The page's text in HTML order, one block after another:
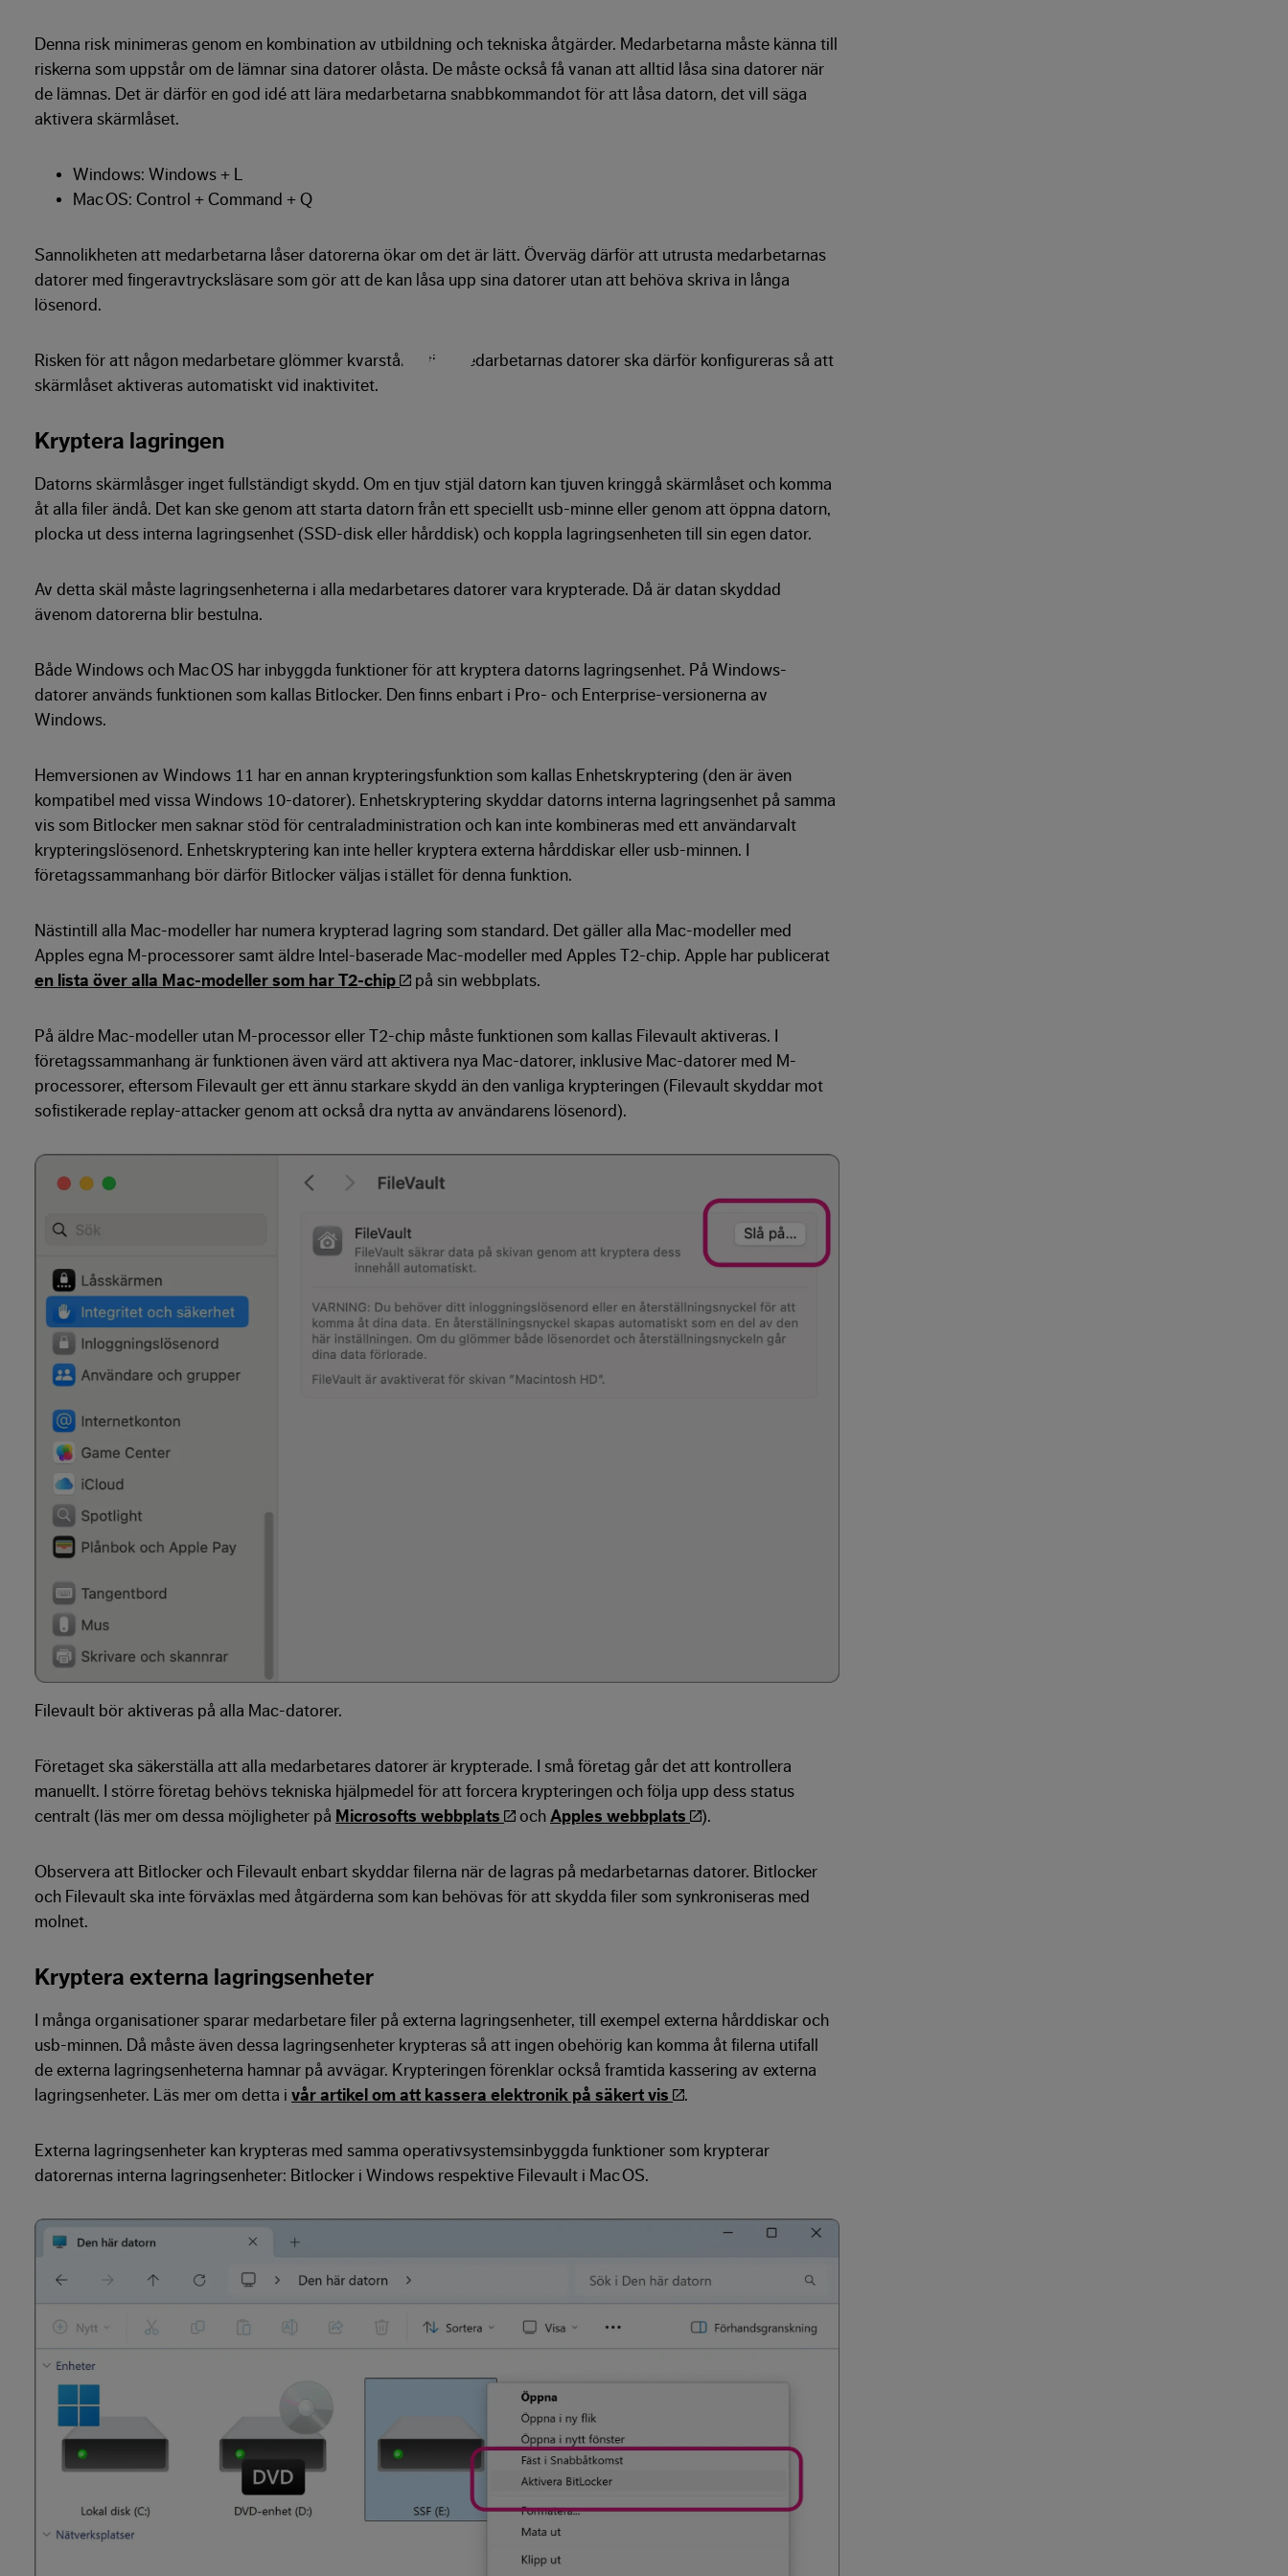
Denna risk minimeras genom en kombination av utbildning och tekniska åtgärder. Medarbetarna måste känna till
riskerna som uppstår om de lämnar sina datorer olåsta. De måste också få vanan att alltid låsa sina datorer när
de lämnas. Det är därför en god idé att lära medarbetarna snabbkommandot för att låsa datorn, det vill säga
aktivera skärmlåset.
Windows: Windows + L
Mac OS: Control + Command + Q
Sannolikheten att medarbetarna låser datorerna ökar om det är lätt. Överväg därför att utrusta medarbetarnas
datorer med fingeravtrycksläsare som gör att de kan låsa upp sina datorer utan att behöva skriva in långa
lösenord.
Risken för att någon medarbetare glömmer kvarstår alltid. Medarbetarnas datorer ska därför konfigureras så att
skärmlåset aktiveras automatiskt vid inaktivitet.
Kryptera lagringen
Datorns skärmlåsger inget fullständigt skydd. Om en tjuv stjäl datorn kan tjuven kringgå skärmlåset och komma
åt alla filer ändå. Det kan ske genom att starta datorn från ett speciellt usb-minne eller genom att öppna datorn,
plocka ut dess interna lagringsenhet (SSD-disk eller hårddisk) och koppla lagringsenheten till sin egen dator.
Av detta skäl måste lagringsenheterna i alla medarbetares datorer vara krypterade. Då är datan skyddad
ävenom datorerna blir bestulna.
Både Windows och Mac OS har inbyggda funktioner för att kryptera datorns lagringsenhet. På Windows-
datorer används funktionen som kallas Bitlocker. Den finns enbart i Pro- och Enterprise-versionerna av
Windows.
Hemversionen av Windows 11 har en annan krypteringsfunktion som kallas Enhetskryptering (den är även
kompatibel med vissa Windows 10-datorer). Enhetskryptering skyddar datorns interna lagringsenhet på samma
vis som Bitlocker men saknar stöd för centraladministration och kan inte kombineras med ett användarvalt
krypteringslösenord. Enhetskryptering kan inte heller kryptera externa hårddiskar eller usb-minnen. I
företagssammanhang bör därför Bitlocker väljas i stället för denna funktion.
Nästintill alla Mac-modeller har numera krypterad lagring som standard. Det gäller alla Mac-modeller med
Apples egna M-processorer samt äldre Intel-baserade Mac-modeller med Apples T2-chip. Apple har publicerat
en lista över alla Mac-modeller som har T2-chip
på sin webbplats.
På äldre Mac-modeller utan M-processor eller T2-chip måste funktionen som kallas Filevault aktiveras. I
företagssammanhang är funktionen även värd att aktivera nya Mac-datorer, inklusive Mac-datorer med M-
processorer, eftersom Filevault ger ett ännu starkare skydd än den vanliga krypteringen (Filevault skyddar mot
sofistikerade replay-attacker genom att också dra nytta av användarens lösenord).
Filevault bör aktiveras på alla Mac-datorer.
Företaget ska säkerställa att alla medarbetares datorer är krypterade. I små företag går det att kontrollera
manuellt. I större företag behövs tekniska hjälpmedel för att forcera krypteringen och följa upp dess status
centralt (läs mer om dessa möjligheter på Microsofts webbplats och Apples webbplats ).
Observera att Bitlocker och Filevault enbart skyddar filerna när de lagras på medarbetarnas datorer. Bitlocker
och Filevault ska inte förväxlas med åtgärderna som kan behövas för att skydda filer som synkroniseras med
molnet.
Kryptera externa lagringsenheter
I många organisationer sparar medarbetare filer på externa lagringsenheter, till exempel externa hårddiskar och
usb-minnen. Då måste även dessa lagringsenheter krypteras så att ingen obehörig kan komma åt filerna utifall
de externa lagringsenheterna hamnar på avvägar. Krypteringen förenklar också framtida kassering av externa
lagringsenheter. Läs mer om detta i vår artikel om att kassera elektronik på säkert vis .
Externa lagringsenheter kan krypteras med samma operativsystemsinbyggda funktioner som krypterar
datorernas interna lagringsenheter: Bitlocker i Windows respektive Filevault i Mac OS.